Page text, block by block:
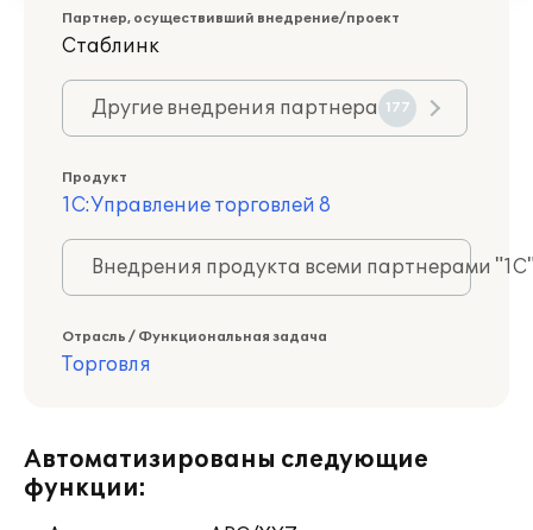
Партнер, осуществивший внедрение/проект
Стаблинк
Другие внедрения партнера 177
Продукт
1С:Управление торговлей 8
Внедрения продукта всеми партнерами
Отрасль / Функциональная задача
Торговля
Автоматизированы следующие
функции: